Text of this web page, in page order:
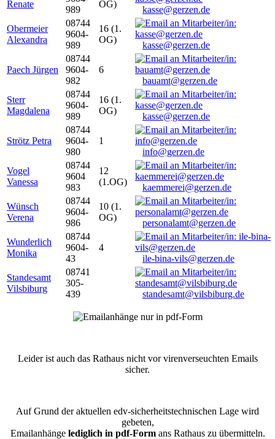
Renate
989
OG)
kasse@gerzen.de
Obermeier
Alexandra
08744
9604-
989
16 (1.
OG)
kasse@gerzen.de
Paech Jürgen
08744
9604-
982
6
bauamt@gerzen.de
Sterr
Magdalena
08744
9604-
989
16 (1.
OG)
kasse@gerzen.de
Strötz Petra
08744
9604-
980
1
info@gerzen.de
Vogel
Vanessa
08744
9604
983
12
(1.OG)
kaemmerei@gerzen.de
Wünsch
Verena
08744
9604-
986
10 (1.
OG)
personalamt@gerzen.de
Wunderlich
Monika
08744
9604-
43
4
ile-bina-vils@gerzen.de
Standesamt
Vilsbiburg
08741
305-
439
standesamt@vilsbiburg.de
Leider ist auch das Rathaus nicht vor virenverseuchten Emails
sicher.
Auf Grund der aktuellen edv-sicherheitstechnischen Lage wird
gebeten,
Emailanhänge lediglich in pdf-Formans Rathaus zu übermitteln.